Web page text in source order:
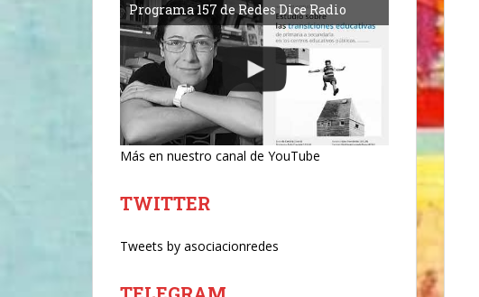
Programa 157 de Redes Dice Radio
Más en nuestro canal de YouTube
TWITTER
Tweets by asociacionredes